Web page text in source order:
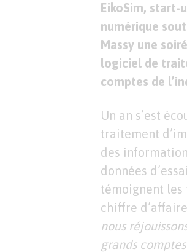
EikoSim, start-
numérique
Massy une
logiciel de
comptes de
Un an s’est
traitement
des
données
témoignent les
chiffre
nous
grands